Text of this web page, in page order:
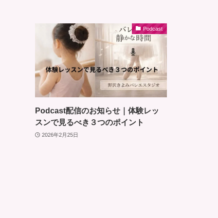
Podcast
Podcast配信のお知らせ｜体験レッ
スンで見るべき３つのポイント
2026年2月25日